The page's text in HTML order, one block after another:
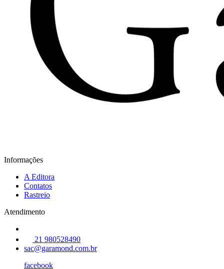
Informações
A Editora
Contatos
Rastreio
Atendimento
21 980528490
sac@garamond.com.br
facebook